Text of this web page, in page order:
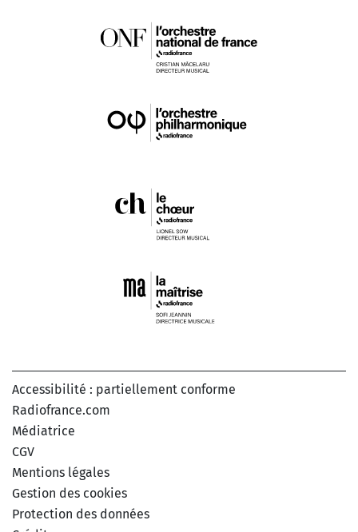
Accessibilité : partiellement conforme
Radiofrance.com
Médiatrice
CGV
Mentions légales
Gestion des cookies
Protection des données